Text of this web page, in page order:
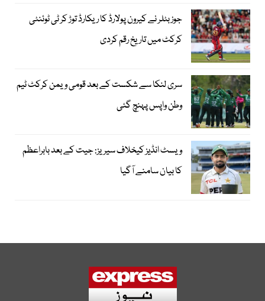
جوز بٹلر نے کیرون پولارڈ کا ریکارڈ توڑ کر ٹی ٹوئنٹی
کرکٹ میں تاریخ رقم کردی
سری لنکا سے شکست کے بعد قومی ویمن کرکٹ ٹیم
وطن واپس پہنچ گئی
ویسٹ انڈیز کیخلاف سیریز: جیت کے بعد بابراعظم
کا بیان سامنے آگیا